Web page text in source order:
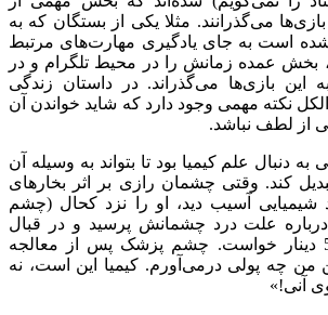
می‌گذرانند. مثلا یکی از بستگان که به
شده است به جای یادگیری مهارت‌های مرتبط
بخش عمده زمانش را در محیط تلگرام و در
بازی‌ها می‌گذراند. در داستان زندگی
نکته مهمی وجود دارد که شاید خواندن آن
از لطف نباشد.
دنبال علم کیمیا بود تا بتواند به وسیله آن
کند. وقتی چشمان رازی بر اثر بخارهای
شیمیایی آسیب دید، او را نزد کحال (چشم
علت درد چشمانش پرسید و در قبال
درمان چشمانش 500 دینار خواست. چشم پزشک پس از معالجه
من چه پولی درمی آورم. کیمیا این است، نه
آنی!»